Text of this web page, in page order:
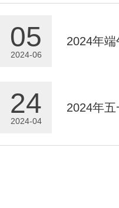
05
2024-06
2024年
24
2024-04
2024年